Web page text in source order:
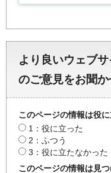
より良いウェブ
のご意見をお聞
このページの情報は役
1：役に立った
2：ふつう
3：役に立たなかった
このページの情報は見